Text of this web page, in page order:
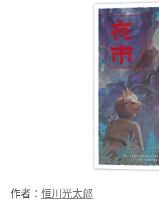
作者： 恒川光太郎